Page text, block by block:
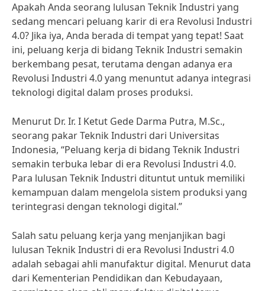
Apakah Anda seorang lulusan Teknik Industri yang
sedang mencari peluang karir di era Revolusi Industri
4.0? Jika iya, Anda berada di tempat yang tepat! Saat
ini, peluang kerja di bidang Teknik Industri semakin
berkembang pesat, terutama dengan adanya era
Revolusi Industri 4.0 yang menuntut adanya integrasi
teknologi digital dalam proses produksi.
Menurut Dr. Ir. I Ketut Gede Darma Putra, M.Sc.,
seorang pakar Teknik Industri dari Universitas
Indonesia, “Peluang kerja di bidang Teknik Industri
semakin terbuka lebar di era Revolusi Industri 4.0.
Para lulusan Teknik Industri dituntut untuk memiliki
kemampuan dalam mengelola sistem produksi yang
terintegrasi dengan teknologi digital.”
Salah satu peluang kerja yang menjanjikan bagi
lulusan Teknik Industri di era Revolusi Industri 4.0
adalah sebagai ahli manufaktur digital. Menurut data
dari Kementerian Pendidikan dan Kebudayaan,